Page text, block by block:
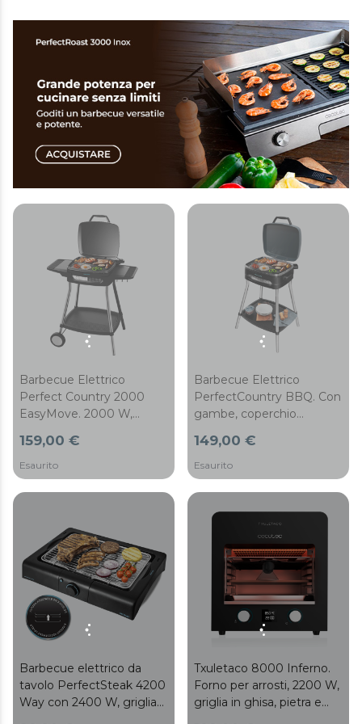
Barbecue Elettrico
Perfect Country 2000
EasyMove. 2000 W,
antiaderente, Coperchio
ribaltabile, Termostato
regolabile, Vaschetta di
raccolta grasso, Piedini in
159,00 €
Esaurito
Barbecue Elettrico
PerfectCountry BBQ. Con
gambe, coperchio
inferiore, rivestimento
RockStone, vassoio
raccogli grasso, superficie
43x38 cm, temperatura
regolabile, 2000 W
149,00 €
Esaurito
Barbecue elettrico da
tavolo PerfectSteak 4200
Way con 2400 W, griglia
Txuletaco 8000 Inferno.
Forno per arrosti, 2200 W,
griglia in ghisa, pietra e